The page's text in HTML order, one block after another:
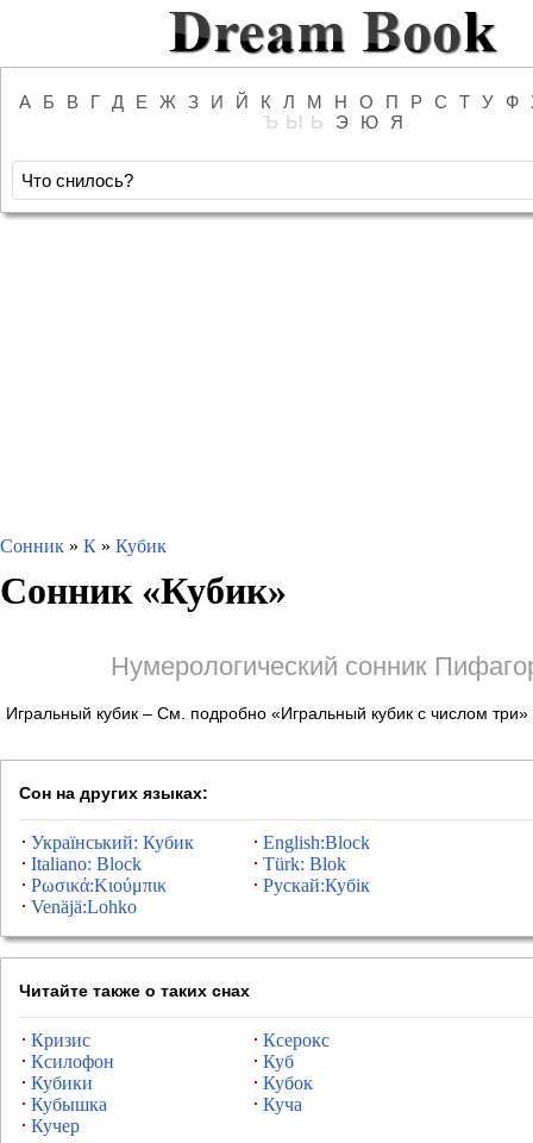
А Б В Г Д Е Ж З И Й К Л М Н О П Р С Т У Ф
Ъ Ы Ь Э Ю Я
Сонник » К » Кубик
Сонник «Кубик»
Нумерологический сонник
Игральный кубик – См. подробно «Игральный кубик с числом три»
Сон на других языках:
Український: Кубик
English:Block
Italiano: Block
Türk: Blok
Ρωσικά:Κιούμπικ
Рускай:Кубік
Venäjä:Lohko
Читайте также о таких снах
Кризис
Ксерокс
Ксилофон
Куб
Кубики
Кубок
Кубышка
Куча
Кучер